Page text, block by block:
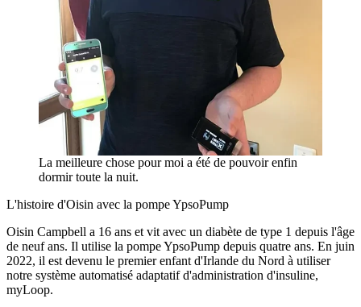
La meilleure chose pour moi a été de pouvoir enfin
dormir toute la nuit.
L'histoire d'Oisin avec la pompe YpsoPump
Oisin Campbell a 16 ans et vit avec un diabète de type 1 depuis l'âge
de neuf ans. Il utilise la pompe YpsoPump depuis quatre ans. En juin
2022, il est devenu le premier enfant d'Irlande du Nord à utiliser
notre système automatisé adaptatif d'administration d'insuline,
myLoop.